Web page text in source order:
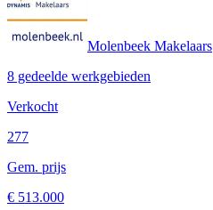
Molenbeek Makelaars
8 gedeelde werkgebieden
Verkocht
277
Gem. prijs
€ 513.000